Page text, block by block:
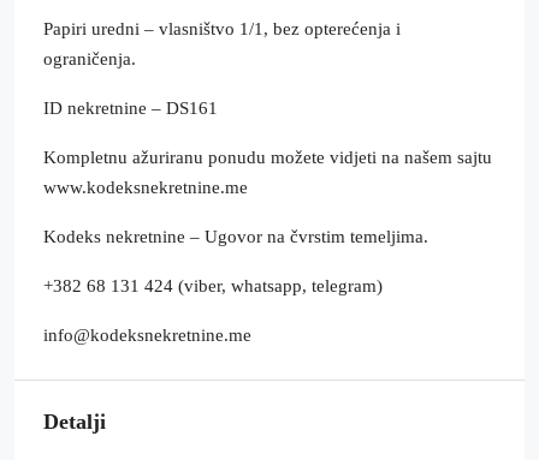
Papiri uredni – vlasništvo 1/1, bez opterećenja i
ograničenja.
ID nekretnine – DS161
Kompletnu ažuriranu ponudu možete vidjeti na našem sajtu
www.kodeksnekretnine.me
Kodeks nekretnine – Ugovor na čvrstim temeljima.
+382 68 131 424 (viber, whatsapp, telegram)
info@kodeksnekretnine.me
Detalji